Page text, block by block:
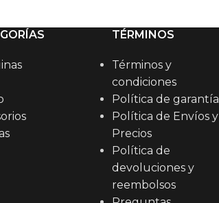
TÉRMINOS
Términos y
condiciones
Política de garantía
Política de Envíos y
Precios
Política de
devoluciones y
reembolsos